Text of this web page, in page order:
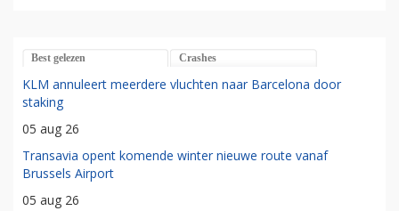
Best gelezen Crashes
KLM annuleert meerdere vluchten naar Barcelona door
staking
05 aug 26
Transavia opent komende winter nieuwe route vanaf
Brussels Airport
05 aug 26